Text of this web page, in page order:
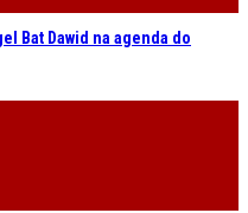
Bat Dawid na agenda do